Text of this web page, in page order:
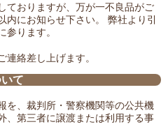
ておりますが、万が一不良品がご
内にお知らせ下さい。 弊社より引
ります。
絡差し上げます。
て
を、裁判所・警察機関等の公共機
、第三者に譲渡または利用する事